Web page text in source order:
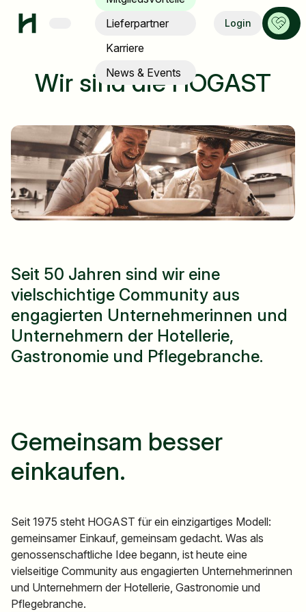
Lieferpartner
Karriere
News & Events
Login
Wir sind die HOGAST
Seit 50 Jahren sind wir eine
vielschichtige Community aus
engagierten Unternehmerinnen und
Unternehmern der Hotellerie,
Gastronomie und Pflegebranche.
Gemeinsam besser
einkaufen.
Seit 1975 steht HOGAST für ein einzigartiges Modell:
gemeinsamer Einkauf, gemeinsam gedacht. Was als
genossenschaftliche Idee begann, ist heute eine
vielseitige Community aus engagierten Unternehmerinnen
und Unternehmern der Hotellerie, Gastronomie und
Pflegebranche.